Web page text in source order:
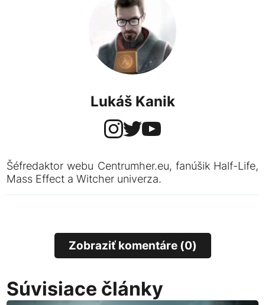
Lukáš Kanik
Šéfredaktor webu Centrumher.eu, fanúšik Half-Life,
Mass Effect a Witcher univerza.
Zobraziť komentáre (0)
Súvisiace články